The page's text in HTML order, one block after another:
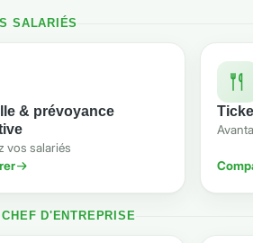
SALARIÉS
& prévoyance
vos salariés
D'ENTREPRISE